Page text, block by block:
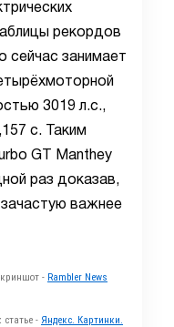
рекордов
сейчас занимает
3019 л.с.,
с. Таким
GT Manthey
раз доказав,
важнее
- Rambler News
- Яндекс. Картинки.